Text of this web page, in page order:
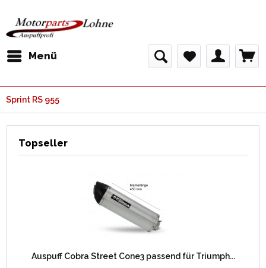
Menü
Sprint RS 955
Topseller
Auspuff Cobra Street Cone3 passend für Triumph...